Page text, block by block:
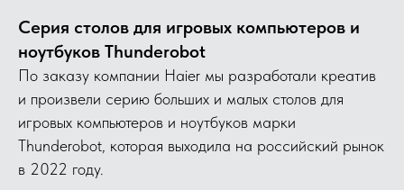
Серия столов для игровых компьютеров и
ноутбуков Thunderobot
По заказу компании Haier мы разработали креатив
и произвели серию больших и малых столов для
игровых компьютеров и ноутбуков марки
Thunderobot, которая выходила на российский рынок
в 2022 году.